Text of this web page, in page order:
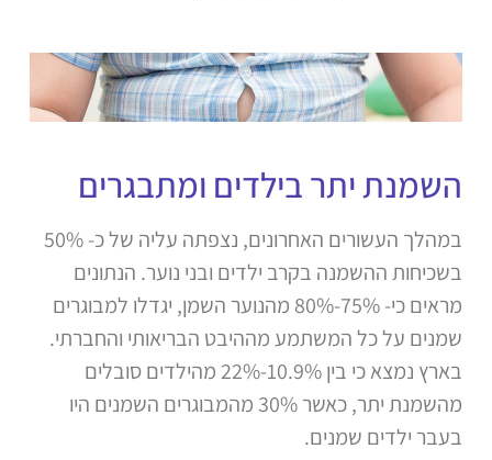
השמנת יתר בילדים ומתבגרים
במהלך העשורים האחרונים, נצפתה עליה של כ- 50%
בשכיחות ההשמנה בקרב ילדים ובני נוער. הנתונים
מראים כי- 75%-80% מהנוער השמן, יגדלו למבוגרים
שמנים על כל המשתמע מההיבט הבריאותי והחברתי.
בארץ נמצא כי בין 10.9%-22% מהילדים סובלים
מהשמנת יתר, כאשר 30% מהמבוגרים השמנים היו
בעבר ילדים שמנים.